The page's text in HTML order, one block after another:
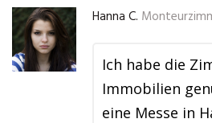
Hanna C.
Ich habe die
Immobilien
eine Messe in